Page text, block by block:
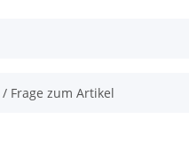
Frage zum Artikel